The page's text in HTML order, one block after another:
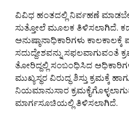
ವಿವಿಧ ಹಂತದಲ್ಲಿ ನಿರ್ವಹಣೆ
ಸುತ್ತೋಲೆ ಮೂಲಕ ತಿಳಿಸಲಾಗಿದೆ.
ಅನುಷ್ಠಾನಾಧಿಕಾರಿಗಳು
ಸದುದ್ದೇಶವನ್ನು ಸಫಲವಾಗುವಂತೆ
ತೋರಿದ್ದಲ್ಲಿ ಸಂಬಂಧಿಸಿದ
ಮುಖ್ಯಸ್ಥರ ವಿರುದ್ಧ ಶಿಸ್ತು ಕ್ರಮಕ್ಕೆ
ನಿಯಮಾನುಸಾರ
ಮಾರ್ಗಸೂಚಿಯಲ್ಲಿ ತಿಳಿಸಲಾಗಿದೆ.